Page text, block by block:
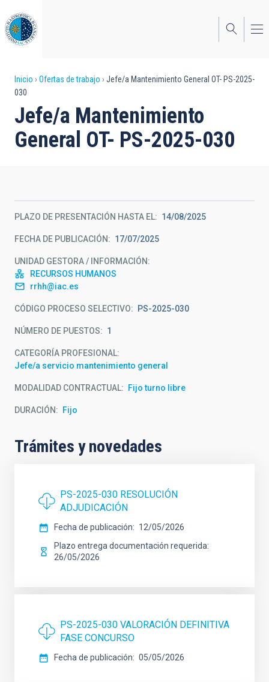
al
contenido
principal
Sobrescribir
enlaces
de
ayuda
navegación
Inicio Ofertas de trabajo
Jefe/a Mantenimiento General OT- PS-2025-
030
Jefe/a Mantenimiento
General OT- PS-2025-030
PLAZO DE PRESENTACIÓN HASTA EL 14/08/2025
FECHA DE PUBLICACIÓN 17/07/2025
UNIDAD GESTORA / INFORMACIÓN
RECURSOS HUMANOS
rrhh@iac.es
CÓDIGO PROCESO SELECTIVO PS-2025-030
NÚMERO DE PUESTOS 1
CATEGORÍA PROFESIONAL
Jefe/a servicio mantenimiento general
MODALIDAD CONTRACTUAL Fijo turno libre
DURACIÓN Fijo
Trámites y novedades
PS-2025-030 RESOLUCIÓN
ADJUDICACIÓN
Fecha de publicación
12/05/2026
Plazo entrega documentación requerida
26/05/2026
PS-2025-030 VALORACIÓN DEFINITIVA
FASE CONCURSO
Fecha de publicación 05/05/2026